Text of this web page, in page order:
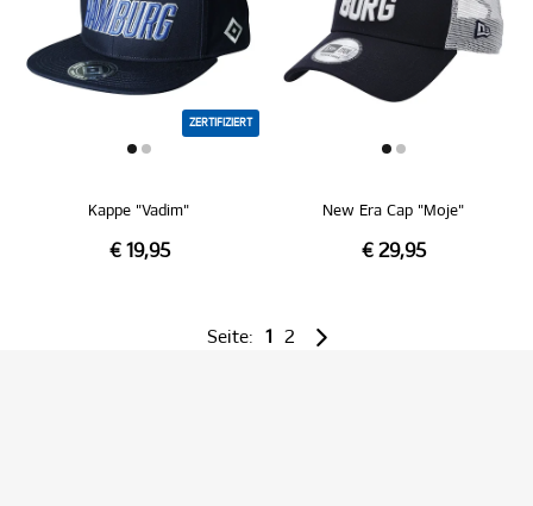
ZERTIFIZIERT
Kappe "Vadim"
€ 19,95
New Era Cap "Moje"
€ 29,95
Seite: 1 2